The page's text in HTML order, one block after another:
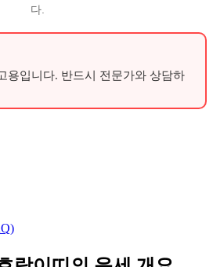
다.
용입니다. 반드시 전문가와 상담하